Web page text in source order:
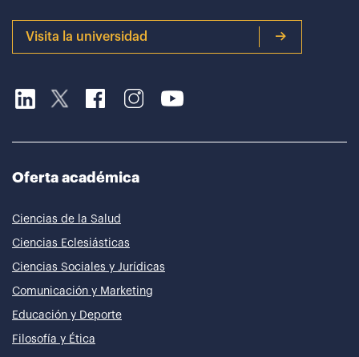
Visita la universidad
Oferta académica
Ciencias de la Salud
Ciencias Eclesiásticas
Ciencias Sociales y Jurídicas
Comunicación y Marketing
Educación y Deporte
Filosofía y Ética